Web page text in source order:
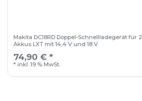
Makita DC18RD Doppel-Schnellladegerät für 2
Akkus LXT mit 14,4 V und 18 V
74,90 € *
* inkl. 19 % MwSt.